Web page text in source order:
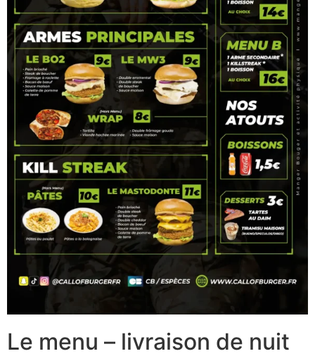
Le menu – livraison de nuit